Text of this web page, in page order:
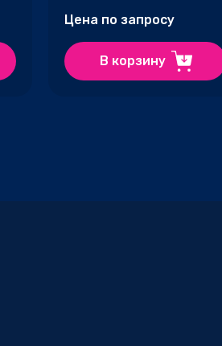
Цена по запросу
В корзину